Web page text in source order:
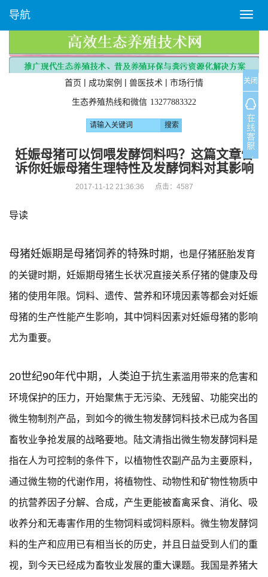
T
o
g
l
e
n
a
v
i
g
a
t
导航
首页 | 成功案例 | 兽医技术 | 市场行情
生态养殖热线和微信 13277883322
妊娠母猪可以饲喂发酵饲料吗？这篇文章告
诉你妊娠母猪生理特性及发酵饲料对其影响
2017-11-12 21:36:36 点击： 4587
导读
母猪妊娠期是母猪饲养的特殊时期，也是仔猪胚胎发育
的关键时期，妊娠期母猪生长状况直接关系仔猪的健康及母
猪的使用年限。饲料、遗传、营养和环境因素等都会对妊娠
母猪的生产性能产生影响，其中饲料因素对妊娠母猪的影响
尤为重要。
20世纪90年代中期，人类迫于抗生素滥用带来的危害和
环境保护的压力，开始聚焦于无污染、无残留、功能突出的
微生物制剂产品，到如今的微生物发酵饲料技术已成为各国
畜牧业争抢发展的战略要地。陆文清指出微生物发酵饲料是
指在人为可控制的条件下，以植物性农副产品为主要原料，
通过微生物的代谢作用，将植物性、动物性和矿物性物质中
的抗营养因子分解、合成，产生更能被畜禽采食、消化、吸
收养分和无毒害作用的生物饲料或饲料原料。微生物发酵饲
料的生产和应用已有相当长的历史，并且日益受到人们的重
视，到今天已经成为畜牧业发展的重大课题。我国是养猪大
关闭